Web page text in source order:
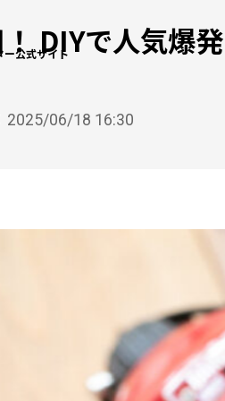
ー公式サイトDIYで人気爆
2025/06/18 16:30